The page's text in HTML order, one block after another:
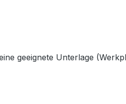
geeignete Unterlage